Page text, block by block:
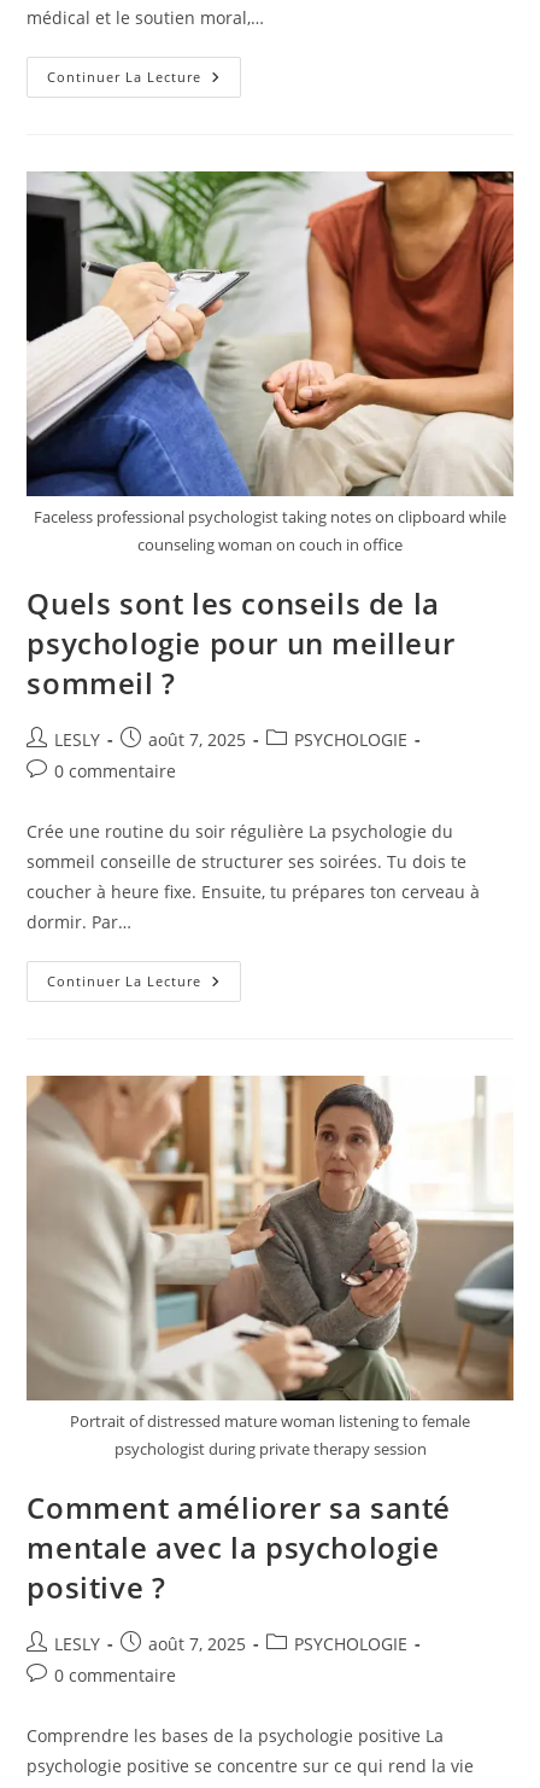
médical et le soutien moral,…
Continuer La Lecture Pourquoi
Faire
A
Domicile
À
Villenave
Pour
Un
Proche
Âgé
?
Faceless professional psychologist taking notes on clipboard while
counseling woman on couch in office
Quels sont les conseils de la
psychologie pour un meilleur
sommeil ?
Auteur/autrice
de
LESLY
Publication
publiée :
août 7, 2025
PostPSYCHOLOGIE
Commentaires
la
publication :
0 commentaire
Crée une routine du soir régulière La psychologie du
sommeil conseille de structurer ses soirées. Tu dois te
coucher à heure fixe. Ensuite, tu prépares ton cerveau à
dormir. Par…
Continuer La Lecture Quels
Sont
Psychologie
Pour
Meilleur
Sommeil
?
Portrait of distressed mature woman listening to female
psychologist during private therapy session
Comment améliorer sa santé
mentale avec la psychologie
positive ?
Auteur/autrice
de
LESLY
Publication
publiée :
août 7, 2025
PostPSYCHOLOGIE
Commentaires
la
publication :
0 commentaire
Comprendre les bases de la psychologie positive La
psychologie positive se concentre sur ce qui rend la vie